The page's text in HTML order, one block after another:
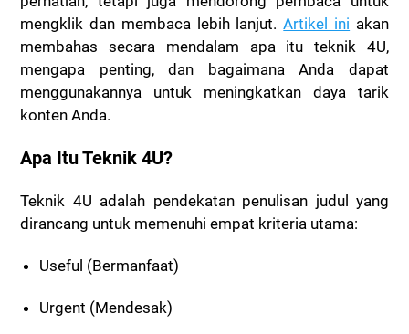
mengklik dan membaca lebih lanjut.Artikel ini akan
membahas secara mendalam apa itu teknik 4U,
mengapa penting, dan bagaimana Anda dapat
menggunakannya untuk meningkatkan daya tarik
konten Anda.
Apa Itu Teknik 4U?
Teknik 4U adalah pendekatan penulisan judul yang
dirancang untuk memenuhi empat kriteria utama:
Useful (Bermanfaat)
Urgent (Mendesak)